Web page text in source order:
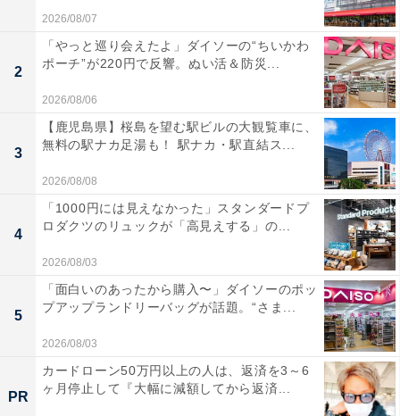
2026/08/07
2
「やっと巡り会えたよ」ダイソーの“ちいかわ
ポーチ”が220円で反響。ぬい活＆防災...
2026/08/06
3
【鹿児島県】桜島を望む駅ビルの大観覧車に、
無料の駅ナカ足湯も！ 駅ナカ・駅直結ス...
2026/08/08
4
「1000円には見えなかった」スタンダードプ
ロダクツのリュックが「高見えする」の...
2026/08/03
5
「面白いのあったから購入〜」ダイソーのポッ
プアップランドリーバッグが話題。“さま...
2026/08/03
PR
カードローン50万円以上の人は、返済を3～6
ヶ月停止して『大幅に減額してから返済...